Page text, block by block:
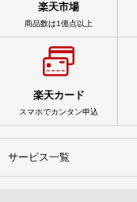
楽天市場
商品数は1億点以上
楽天カード
スマホでカンタン申込
サービス一覧